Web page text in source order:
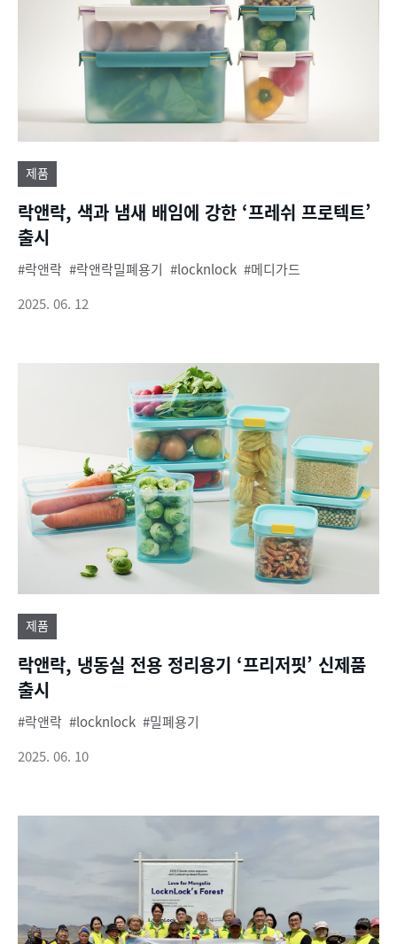
제품
락앤락, 색과 냄새 배임에 강한 ‘프레쉬 프로텍트’
출시
락앤락 락앤락밀폐용기 locknlock
메디가드
2025. 06. 12
제품
락앤락, 냉동실 전용 정리용기 ‘프리저핏’ 신제품
출시
락앤락 locknlock
밀폐용기
2025. 06. 10